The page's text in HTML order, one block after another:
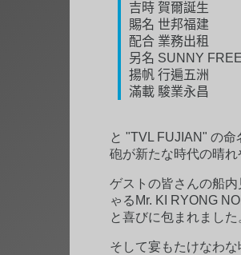
吉時 賀爾誕生
賜名 世邦福建
配合 業務出租
另名 SUNNY
揚帆 行遍五洲
滿載 駿業永昌
と "TVL FUJIAN" の
砲が新たな時代の晴れ
ゲストの皆さんの船
ゃるMr. KI RYONG
と喜びに包まれまし
そして宴もたけなわ